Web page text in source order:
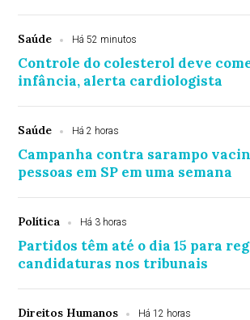
Saúde Há 52 minutos
Controle do colesterol deve
infância, alerta cardiologista
Saúde Há 2 horas
Campanha contra sarampo
pessoas em SP em uma semana
Política Há 3 horas
Partidos têm até o dia 15 para
candidaturas nos tribunais
Direitos Humanos Há 12 horas